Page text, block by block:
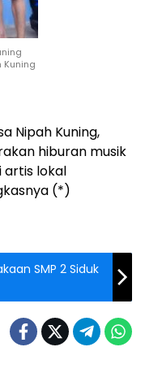
Kuning
Nipah Kuning,
hiburan musik
artis lokal
(*)
SMP 2 Siduk